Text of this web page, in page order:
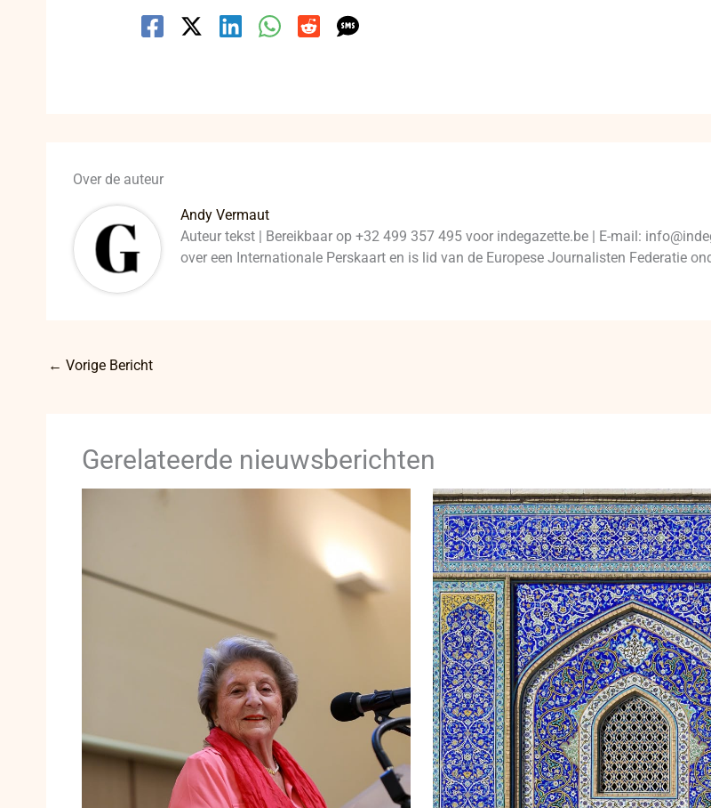
Over de auteur
Andy Vermaut
Auteur tekst | Bereikbaar op +32 499 357 495 voor indegazette.be | E-mail:
over een Internationale Perskaart en is lid van de Europese Journalisten Federatie
← Vorige Bericht
Gerelateerde nieuwsberichten